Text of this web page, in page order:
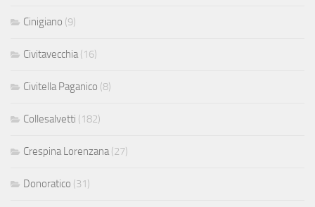
Cinigiano (9)
Civitavecchia (16)
Civitella Paganico (8)
Collesalvetti (182)
Crespina Lorenzana (27)
Donoratico (31)